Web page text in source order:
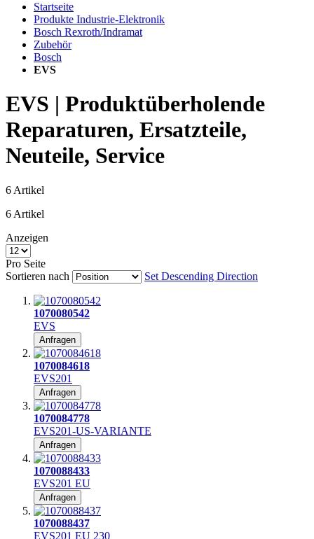
Startseite
Produkte Industrie-Elektronik
Bosch Rexroth/Indramat
Zubehör
Bosch
EVS
EVS | Produktüberholende
Reparaturen, Ersatzteile,
Neuteile, Service
6 Artikel
6 Artikel
Anzeigen
Pro Seite
Sortieren nach
Set Descending Direction
1070080542
EVS
Anfragen
1070084618
EVS201
Anfragen
1070084778
EVS201-US-VARIANTE
Anfragen
1070088433
EVS201 EU
Anfragen
1070088437
EVS201 EU 230